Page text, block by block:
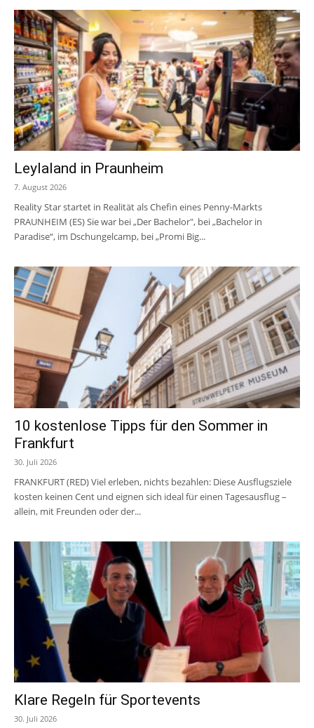
Leylaland in Praunheim
7. August 2026
Reality Star startet in Realität als Chefin eines Penny-Markts
PRAUNHEIM (ES) Sie war bei „Der Bachelor", bei „Bachelor in
Paradise“, im Dschungelcamp, bei „Promi Big...
10 kostenlose Tipps für den Sommer in
Frankfurt
30. Juli 2026
FRANKFURT (RED) Viel erleben, nichts bezahlen: Diese Ausflugsziele
kosten keinen Cent und eignen sich ideal für einen Tagesausflug –
allein, mit Freunden oder der...
Klare Regeln für Sportevents
30. Juli 2026